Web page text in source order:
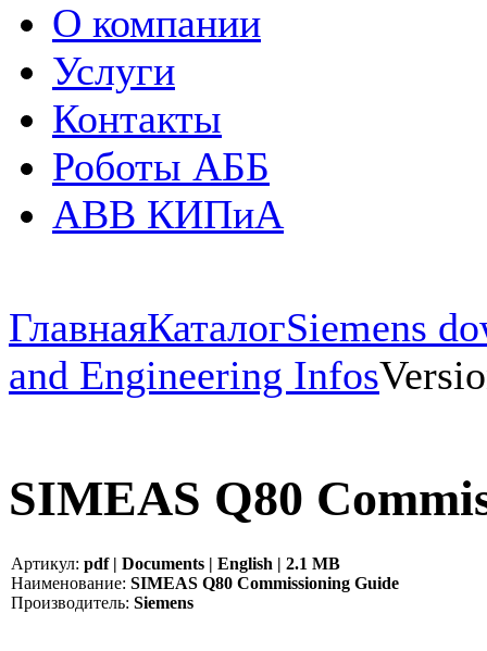
О компании
Услуги
Контакты
Роботы АББ
ABB КИПиА
ГлавнаяКаталогSiemens
and Engineering Infos
SIMEAS Q80
Артикул: pdf | Documents | English | 2.1 MB
Наименование: SIMEAS Q80 Commissioning Guide
Производитель: Siemens